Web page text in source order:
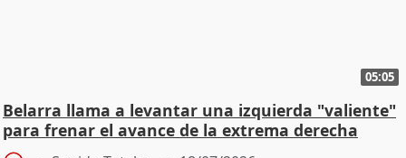
05:05
Belarra llama a levantar una izquierda "valiente"
para frenar el avance de la extrema derecha